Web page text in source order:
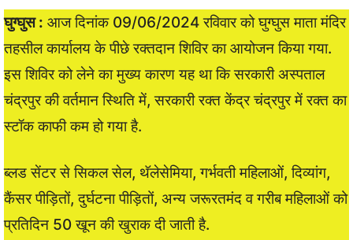
घुग्घुस : आज दिनांक 09/06/2024 रविवार को घुग्घुस माता मंदिर
तहसील कार्यालय के पीछे रक्तदान शिविर का आयोजन किया गया.
इस शिविर को लेने का मुख्य कारण यह था कि सरकारी अस्पताल
चंद्रपुर की वर्तमान स्थिति में, सरकारी रक्त केंद्र चंद्रपुर में रक्त का
स्टॉक काफी कम हो गया है.
ब्लड सेंटर से सिकल सेल, थॅलेसेमिया, गर्भवती महिलाओं, दिव्यांग,
कैंसर पीड़ितों, दुर्घटना पीड़ितों, अन्य जरूरतमंद व गरीब महिलाओं को
प्रतिदिन 50 खून की खुराक दी जाती है.